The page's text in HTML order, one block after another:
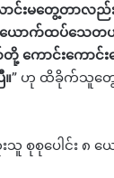
မတွေ့တာလည်း
ယောက်ထပ်သေ
ောင်းကောင်း
” ဟု ထိခိုက်သူတွ
သူ စုစုပေါင်း